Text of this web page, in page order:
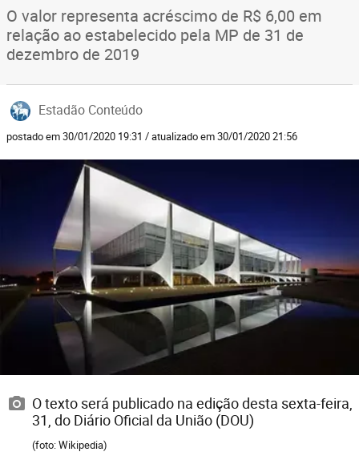
O valor representa acréscimo de R$ 6,00 em
relação ao estabelecido pela MP de 31 de
dezembro de 2019
Estadão Conteúdo
postado em 30/01/2020 19:31 / atualizado em 30/01/2020 21:56
O texto será publicado na edição desta sexta-feira,
31, do Diário Oficial da União (DOU)
(foto: Wikipedia)